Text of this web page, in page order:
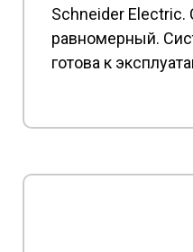
Schneider Electric.
равномерный.
готова к